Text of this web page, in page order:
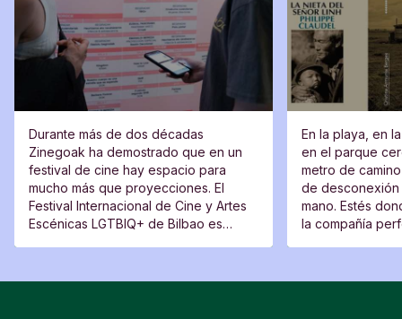
Durante más de dos décadas
Zinegoak ha demostrado que en un
festival de cine hay espacio para
mucho más que proyecciones. El
Festival Internacional de Cine y Artes
Escénicas LGTBIQ+ de Bilbao es
En la playa, en
en el parque
metro de
de
mano. Estés
la compañía